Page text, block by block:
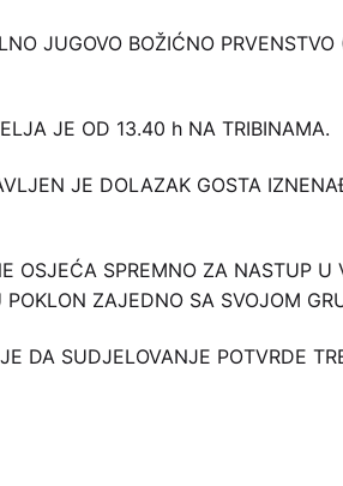
JUGOVO BOŽIĆNO
JE OD 13.40 h NA TRIBINAMA.
JE DOLAZAK GOSTA
OSJEĆA SPREMNO ZA NASTUP
ZAJEDNO SA SVOJOM
DA SUDJELOVANJE POTVRDE